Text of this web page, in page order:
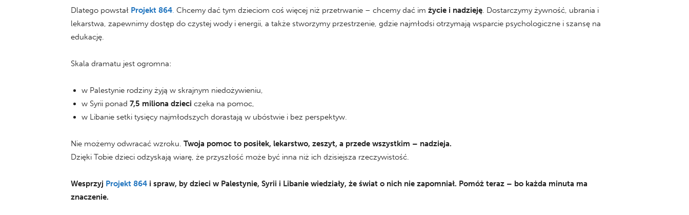
Dlatego powstał Projekt 864. Chcemy dać tym dzieciom coś więcej niż przetrwanie – chcemy dać im życie i nadzieję. Dostarczymy żywność, ubrania i
lekarstwa, zapewnimy dostęp do czystej wody i energii, a także stworzymy przestrzenie, gdzie najmłodsi otrzymają wsparcie psychologiczne i szansę na
edukację.
Skala dramatu jest ogromna:
w Palestynie rodziny żyją w skrajnym niedożywieniu,
w Syrii ponad 7,5 miliona dzieci czeka na pomoc,
w Libanie setki tysięcy najmłodszych dorastają w ubóstwie i bez perspektyw.
Nie możemy odwracać wzroku. Twoja pomoc to posiłek, lekarstwo, zeszyt, a przede wszystkim – nadzieja.
Dzięki Tobie dzieci odzyskają wiarę, że przyszłość może być inna niż ich dzisiejsza rzeczywistość.
Wesprzyj Projekt 864 i spraw, by dzieci w Palestynie, Syrii i Libanie wiedziały, że świat o nich nie zapomniał. Pomóż teraz – bo każda minuta ma
znaczenie.